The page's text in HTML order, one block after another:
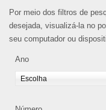
Por meio dos filtros de
desejada, visualizá-la no
seu computador ou
Ano